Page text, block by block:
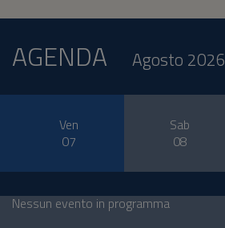
AGENDA Agosto 2026
Ven
07
Sab
08
Nessun evento in programma